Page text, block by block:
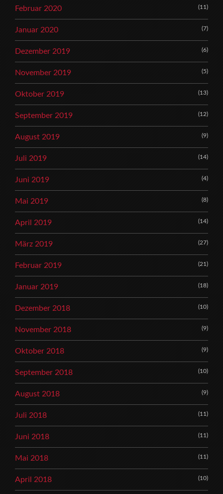
Februar 2020 (11)
Januar 2020 (7)
Dezember 2019 (6)
November 2019 (5)
Oktober 2019 (13)
September 2019 (12)
August 2019 (9)
Juli 2019 (14)
Juni 2019 (4)
Mai 2019 (8)
April 2019 (14)
März 2019 (27)
Februar 2019 (21)
Januar 2019 (18)
Dezember 2018 (10)
November 2018 (9)
Oktober 2018 (9)
September 2018 (10)
August 2018 (9)
Juli 2018 (11)
Juni 2018 (11)
Mai 2018 (11)
April 2018 (10)